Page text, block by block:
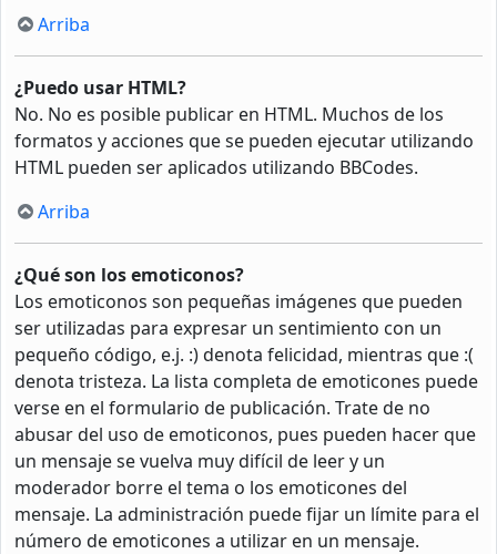
Arriba
¿Puedo usar HTML?
No. No es posible publicar en HTML. Muchos de los
formatos y acciones que se pueden ejecutar utilizando
HTML pueden ser aplicados utilizando BBCodes.
Arriba
¿Qué son los emoticonos?
Los emoticonos son pequeñas imágenes que pueden
ser utilizadas para expresar un sentimiento con un
pequeño código, e.j. :) denota felicidad, mientras que :(
denota tristeza. La lista completa de emoticones puede
verse en el formulario de publicación. Trate de no
abusar del uso de emoticonos, pues pueden hacer que
un mensaje se vuelva muy difícil de leer y un
moderador borre el tema o los emoticones del
mensaje. La administración puede fijar un límite para el
número de emoticones a utilizar en un mensaje.